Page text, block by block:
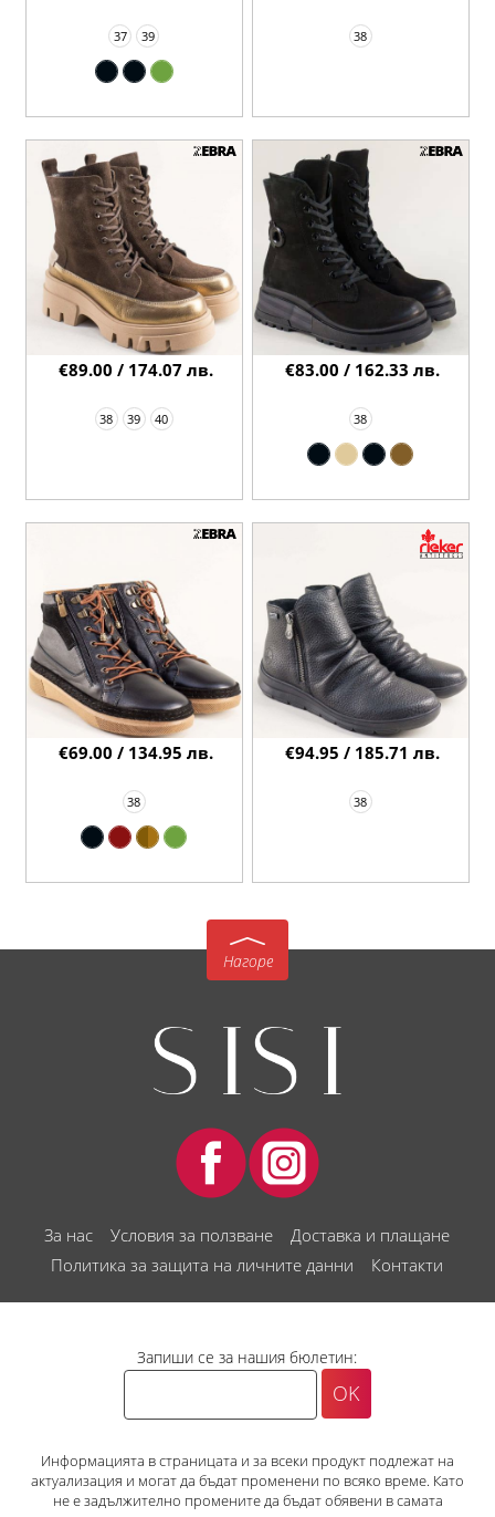
37 39 38
38 39 40
€89.00 / 174.07 лв.
38
€83.00 / 162.33 лв.
38
€69.00 / 134.95 лв.
38
€94.95 / 185.71 лв.
Нагоре
За нас Условия за ползване
Доставка и плащане
Политика за защита на личните данни
Контакти
Запиши се за нашия бюлетин:
Информацията в страницата и за всеки продукт подлежат на
актуализация и могат да бъдат променени по всяко време. Като
не е задължително промените да бъдат обявени в самата